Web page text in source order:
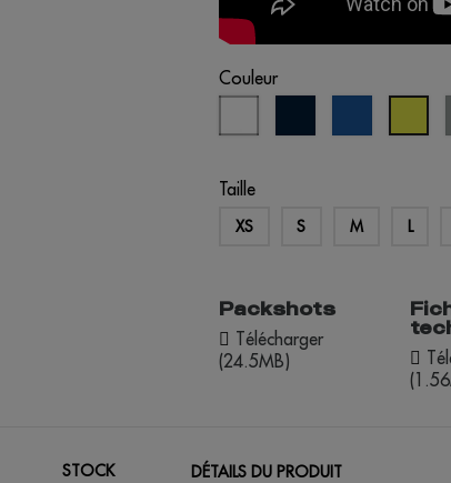
Couleur
royal
fluo
Taille
XS S M L
Packshots
Télécharger
(24.5MB)
STOCK DÉTAILS DU PRODUIT